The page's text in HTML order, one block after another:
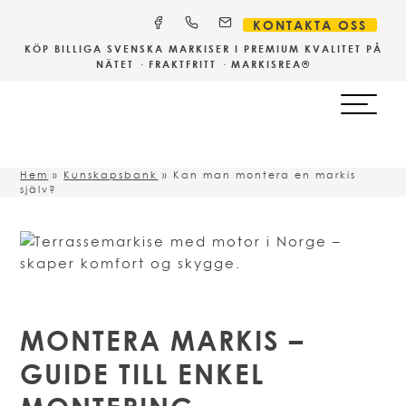
KÖP BILLIGA SVENSKA MARKISER I PREMIUM KVALITET PÅ
NÄTET · FRAKTFRITT · MARKISREA®
KONTAKTA OSS
Hem » Kunskapsbank » Kan man montera en markis
själv?
MONTERA MARKIS –
GUIDE TILL ENKEL